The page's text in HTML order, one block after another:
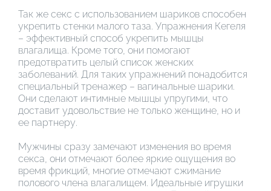
Так же секс с использованием шариков способен
укрепить стенки малого таза. Упражнения Кегеля
– эффективный способ укрепить мышцы
влагалища. Кроме того, они помогают
предотвратить целый список женских
заболеваний. Для таких упражнений понадобится
специальный тренажер – вагинальные шарики.
Они сделают интимные мышцы упругими, что
доставит удовольствие не только женщине, но и
ее партнеру.
Мужчины сразу замечают изменения во время
секса, они отмечают более яркие ощущения во
время фрикций, многие отмечают сжимание
полового члена влагалищем. Идеальные игрушки